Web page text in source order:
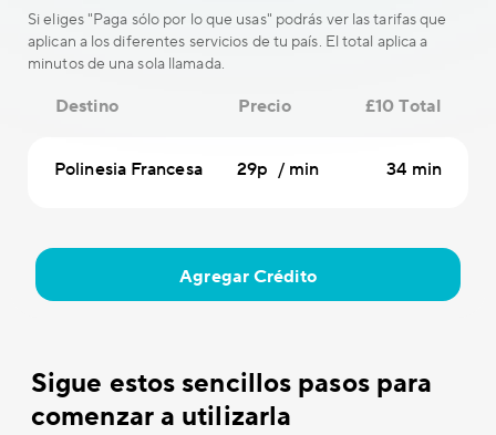
Si eliges "Paga sólo por lo que usas" podrás ver las tarifas que
aplican a los diferentes servicios de tu país. El total aplica a
minutos de una sola llamada.
Destino Precio £10 Total
Polinesia Francesa 29p / min 34 min
Agregar Crédito
Sigue estos sencillos pasos para
comenzar a utilizarla